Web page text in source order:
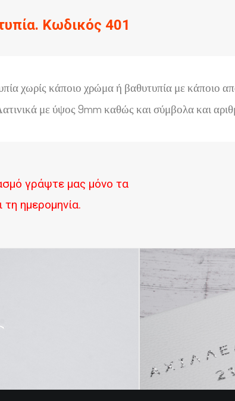
Κωδικός 401
χωρίς κάποιο χρώμα ή βαθυτυπία με κάποιο
με ύψος 9mm καθώς και σύμβολα και
γράψτε μας μόνο τα
τη ημερομηνία.